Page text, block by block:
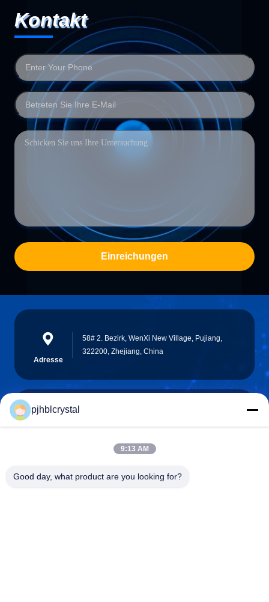
Kontakt
Einreichungen
Adresse
58# 2. Bezirk, WenXi New Village, Pujiang,
322200, Zhejiang, China
jinhuacz@126.com
pjhblcrystal
9:13 AM
Good day, what product are you looking for?